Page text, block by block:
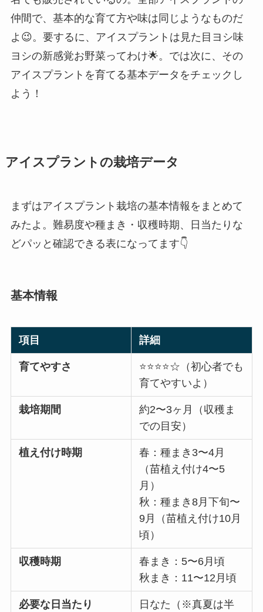
仲間で、基本的な育て方や味は同じようなものだ
よ😉。要するに、アイスプラントは見た目ヨシ味
ヨシの新感覚お野菜ってわけ🌟。では次に、その
アイスプラントを育てる基本データをチェックし
よう！
アイスプラントの栽培データ
まずはアイスプラント栽培の基本情報をまとめて
みたよ。難易度や種まき・収穫時期、日当たりな
どパッと確認できる表になってます👇
基本情報
項目 詳細
育てやすさ
⭐⭐⭐⭐☆（初心者でも
育てやすいよ）
栽培期間
約2〜3ヶ月（収穫ま
での目安）
植え付け時期
春：種まき3〜4月
（苗植え付け4〜5
月）
秋：種まき8月下旬〜
9月（苗植え付け10月
頃）
収穫時期
春まき：5〜6月頃
秋まき：11〜12月頃
必要な日当たり
日なた（※真夏は半